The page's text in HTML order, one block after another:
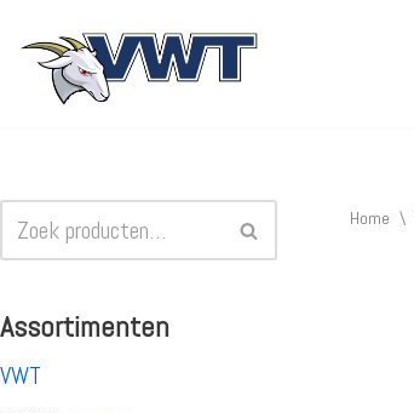
Ga
Assortimenten
VWT
Home \